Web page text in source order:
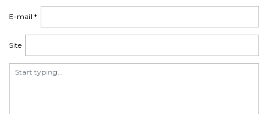
a
i
E-mail *
Site